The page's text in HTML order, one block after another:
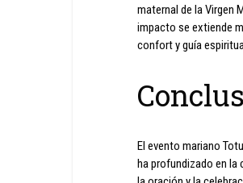
maternal de la Virgen
impacto se extiende
confort y guía
El evento mariano
ha profundizado en la